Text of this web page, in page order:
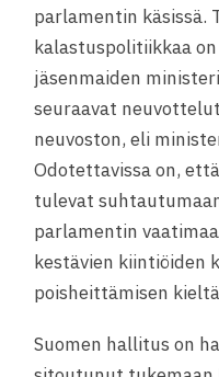
parlamentin käsissä.
kalastuspolitiikkaa
jäsenmaiden
seuraavat
neuvoston, eli
Odotettavissa on,
tulevat
parlamentin
kestävien kiintiöiden
poisheittämisen
Suomen hallitus on